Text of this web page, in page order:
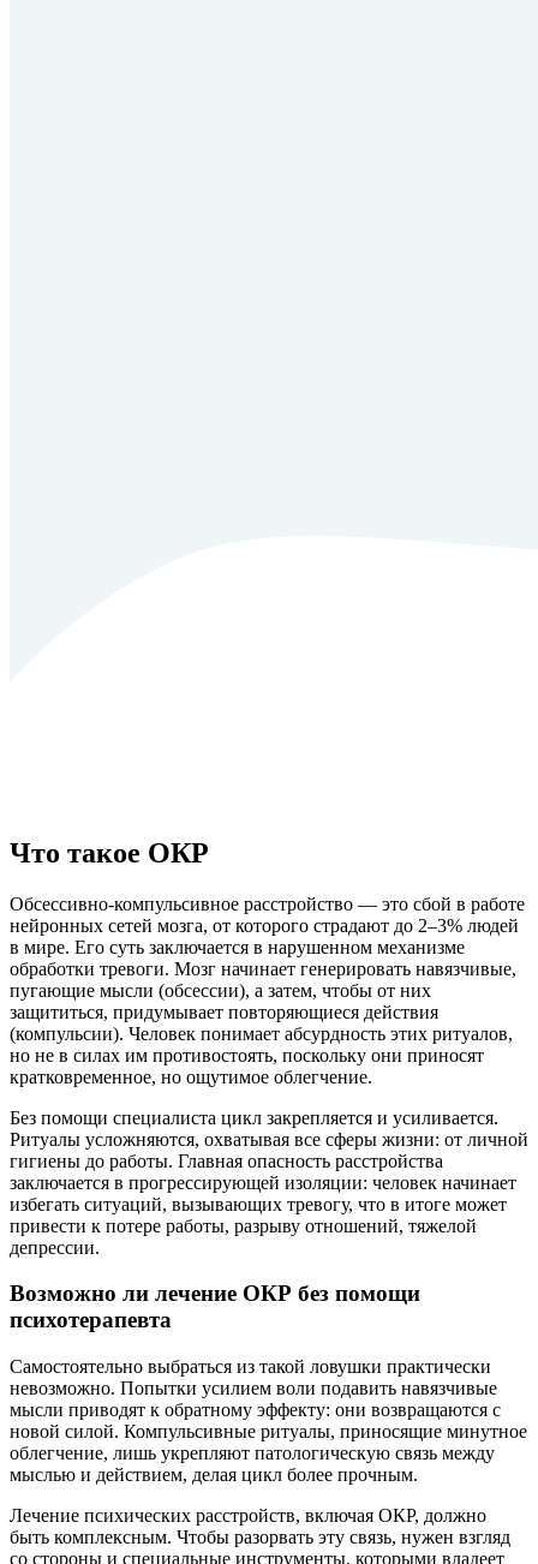
Что такое ОКР
Обсессивно-компульсивное расстройство — это сбой в работе
нейронных сетей мозга, от которого страдают до 2–3% людей
в мире. Его суть заключается в нарушенном механизме
обработки тревоги. Мозг начинает генерировать навязчивые,
пугающие мысли (обсессии), а затем, чтобы от них
защититься, придумывает повторяющиеся действия
(компульсии). Человек понимает абсурдность этих ритуалов,
но не в силах им противостоять, поскольку они приносят
кратковременное, но ощутимое облегчение.
Без помощи специалиста цикл закрепляется и усиливается.
Ритуалы усложняются, охватывая все сферы жизни: от личной
гигиены до работы. Главная опасность расстройства
заключается в прогрессирующей изоляции: человек начинает
избегать ситуаций, вызывающих тревогу, что в итоге может
привести к потере работы, разрыву отношений, тяжелой
депрессии.
Возможно ли лечение ОКР без помощи
психотерапевта
Самостоятельно выбраться из такой ловушки практически
невозможно. Попытки усилием воли подавить навязчивые
мысли приводят к обратному эффекту: они возвращаются с
новой силой. Компульсивные ритуалы, приносящие минутное
облегчение, лишь укрепляют патологическую связь между
мыслью и действием, делая цикл более прочным.
Лечение психических расстройств, включая ОКР, должно
быть комплексным. Чтобы разорвать эту связь, нужен взгляд
со стороны и специальные инструменты, которыми владеет